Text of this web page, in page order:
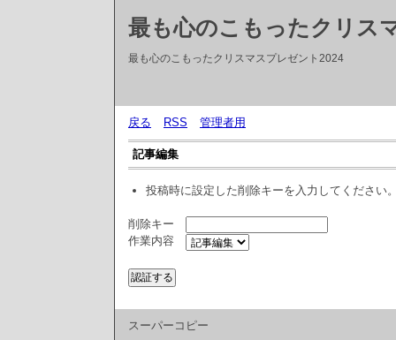
最も心のこもったクリス
最も心のこもったクリスマスプレゼント2024
戻る RSS 管理者用
記事編集
投稿時に設定した削除キーを入力してください
削除キー
作業内容
スーパーコピー